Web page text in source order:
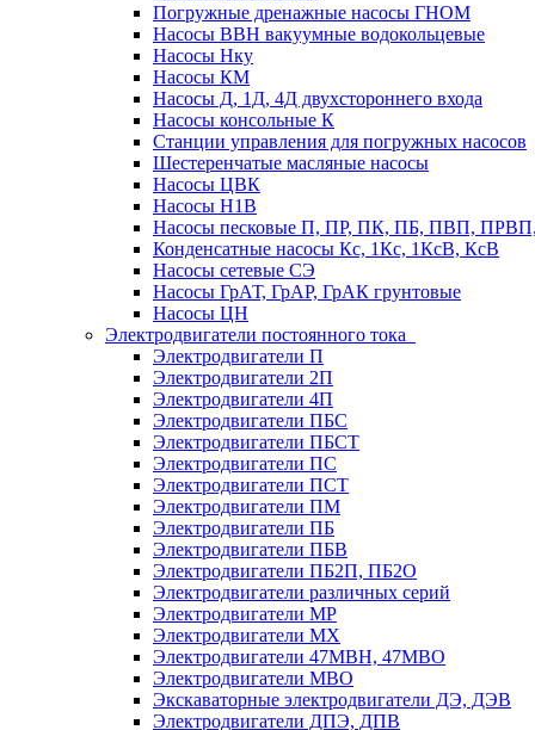
Погружные дренажные насосы ГНОМ
Насосы ВВН вакуумные водокольцевые
Насосы Нку
Насосы КМ
Насосы Д, 1Д, 4Д двухстороннего входа
Насосы консольные К
Станции управления для погружных насосов
Шестеренчатые масляные насосы
Насосы ЦВК
Насосы Н1В
Насосы песковые П, ПР, ПК, ПБ, ПВП,
Конденсатные насосы Кс, 1Кс, 1КсВ, КсВ
Насосы сетевые СЭ
Насосы ГрАТ, ГрАР, ГрАК грунтовые
Насосы ЦН
Электродвигатели постоянного тока
Электродвигатели П
Электродвигатели 2П
Электродвигатели 4П
Электродвигатели ПБС
Электродвигатели ПБСТ
Электродвигатели ПС
Электродвигатели ПСТ
Электродвигатели ПМ
Электродвигатели ПБ
Электродвигатели ПБВ
Электродвигатели ПБ2П, ПБ2О
Электродвигатели различных серий
Электродвигатели МР
Электродвигатели MX
Электродвигатели 47MBH, 47МВО
Электродвигатели MBO
Экскаваторные электродвигатели ДЭ, ДЭВ
Электродвигатели ДПЭ, ДПВ